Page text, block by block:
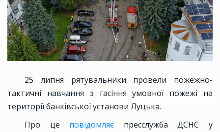
25 липня рятувальники провели пожежно-
тактичні навчання з гасіння умовної пожежі на
території банківської установи Луцька.
Про це повідомляє пресслужба ДСНС у